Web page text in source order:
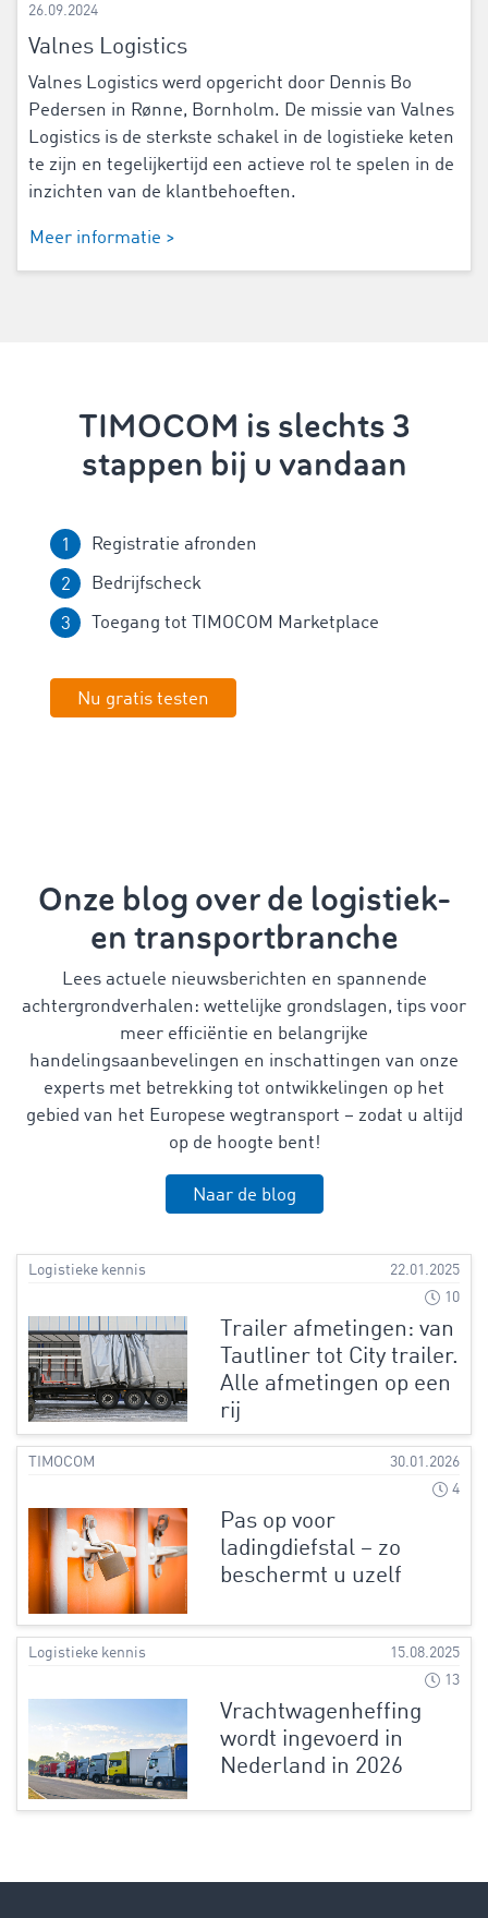
26.09.2024
Valnes Logistics
Valnes Logistics werd opgericht door Dennis Bo
Pedersen in Rønne, Bornholm. De missie van Valnes
Logistics is de sterkste schakel in de logistieke keten
te zijn en tegelijkertijd een actieve rol te spelen in de
inzichten van de klantbehoeften.
Meer informatie >
TIMOCOM is slechts 3
stappen bij u vandaan
Registratie afronden
Bedrijfscheck
Toegang tot TIMOCOM Marketplace
Nu gratis testen
Onze blog over de logistiek-
en transportbranche
Lees actuele nieuwsberichten en spannende
achtergrondverhalen: wettelijke grondslagen, tips voor
meer efficiëntie en belangrijke
handelingsaanbevelingen en inschattingen van onze
experts met betrekking tot ontwikkelingen op het
gebied van het Europese wegtransport – zodat u altijd
op de hoogte bent!
Naar de blog
Logistieke kennis
22.01.2025
10
Trailer afmetingen: van
Tautliner tot City trailer.
Alle afmetingen op een
rij
TIMOCOM
30.01.2026
4
Pas op voor
ladingdiefstal – zo
beschermt u uzelf
Logistieke kennis
15.08.2025
13
Vrachtwagenheffing
wordt ingevoerd in
Nederland in 2026